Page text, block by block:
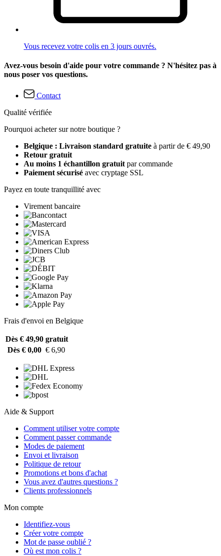
Vous recevez votre colis en 3 jours ouvrés.
Avez-vous besoin d'aide pour votre commande ? N'hésitez pas à
nous poser vos questions.
Contact
Qualité vérifiée
Pourquoi acheter sur notre boutique ?
Belgique : Livraison standard gratuite à partir de € 49,90
Retour gratuit
Au moins 1 échantillon gratuit par commande
Paiement sécurisé avec cryptage SSL
Payez en toute tranquillité avec
Virement bancaire
Frais d'envoi en Belgique
Dès € 49,90 gratuit
Dès € 0,00 € 6,90
Aide & Support
Comment utiliser votre compte
Comment passer commande
Modes de paiement
Envoi et livraison
Politique de retour
Promotions et bons d'achat
Vous avez d'autres questions ?
Clients professionnels
Mon compte
Identifiez-vous
Créer votre compte
Mot de passe oublié ?
Où est mon colis ?